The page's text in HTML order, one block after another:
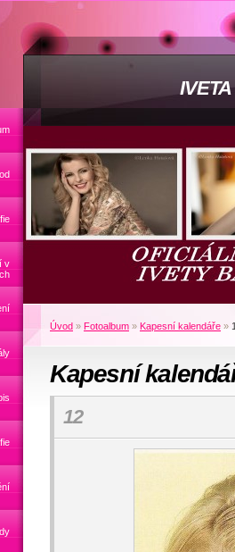
v
Úvod » Fotoalbum » Kapesní kalendáře »
Kapesní
12